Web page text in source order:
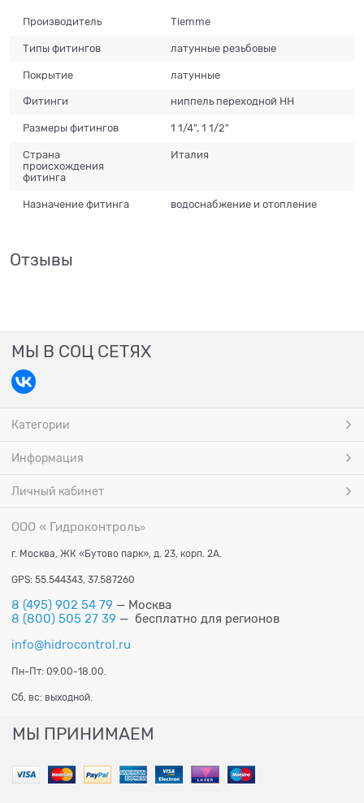
Производитель Tiemme
Типы фитингов латунные резьбовые
Покрытие латунные
Фитинги ниппель переходной НН
Размеры фитингов 1 1/4", 1 1/2"
Страна
происхождения
фитинга
Италия
Назначение фитинга водоснабжение и отопление
Отзывы
МЫ В СОЦ СЕТЯХ
Категории
Информация
Личный кабинет
ООО « Гидроконтроль»
г. Москва, ЖК «Бутово парк», д. 23, корп. 2А.
GPS: 55.544343, 37.587260
8 (495) 902 54 79 — Москва
8 (800) 505 27 39 — бесплатно для регионов
info@hidrocontrol.ru
Пн-Пт: 09.00-18.00.
Сб, вс: выходной.
МЫ ПРИНИМАЕМ